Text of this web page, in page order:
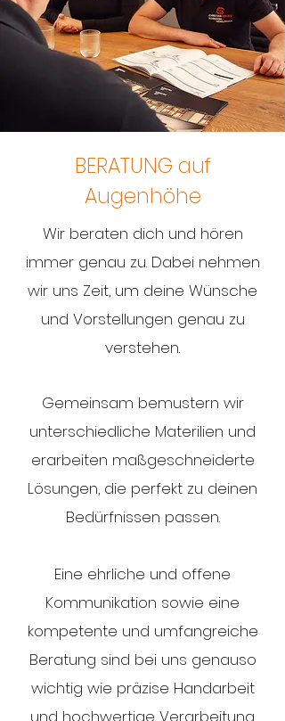
BERATUNG auf
Augenhöhe
Wir beraten dich und hören
immer genau zu. Dabei nehmen
wir uns Zeit, um deine Wünsche
und Vorstellungen genau zu
verstehen.
Gemeinsam bemustern wir
unterschiedliche Materilien und
erarbeiten maßgeschneiderte
Lösungen, die perfekt zu deinen
Bedürfnissen passen.
Eine ehrliche und offene
Kommunikation sowie eine
kompetente und umfangreiche
Beratung sind bei uns genauso
wichtig wie präzise Handarbeit
und hochwertige Verarbeitung.